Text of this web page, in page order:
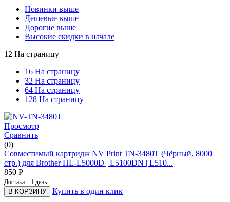
Новинки выше
Дешевые выше
Дорогие выше
Высокие скидки в начале
12 На страницу
16 На страницу
32 На страницу
64 На страницу
128 На страницу
Просмотр
Сравнить
(0)
Совместимый картридж NV Print TN-3480T (Чёрный, 8000
стр.) для Brother HL-L5000D | L5100DN | L510...
850 Р
Достака – 1 день.
В КОРЗИНУ Купить в один клик